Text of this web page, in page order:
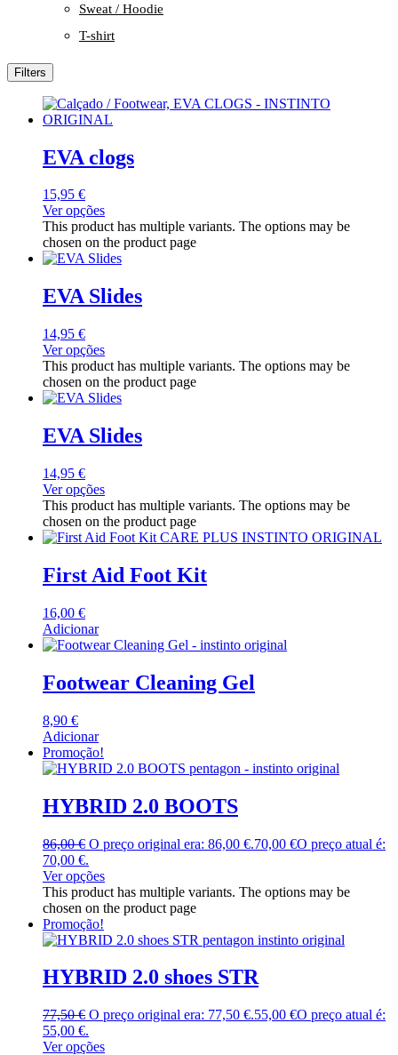
Sweat / Hoodie
T-shirt
Filters
EVA clogs
15,95 €
Ver opções
This product has multiple variants. The options may be
chosen on the product page
EVA Slides
14,95 €
Ver opções
This product has multiple variants. The options may be
chosen on the product page
EVA Slides
14,95 €
Ver opções
This product has multiple variants. The options may be
chosen on the product page
First Aid Foot Kit
16,00 €
Adicionar
Footwear Cleaning Gel
8,90 €
Adicionar
Promoção!
HYBRID 2.0 BOOTS
86,00€ O preço original era: 86,00 €.70,00 €O preço atual é:
70,00 €.
Ver opções
This product has multiple variants. The options may be
chosen on the product page
Promoção!
HYBRID 2.0 shoes STR
77,50€ O preço original era: 77,50 €.55,00 €O preço atual é:
55,00 €.
Ver opções